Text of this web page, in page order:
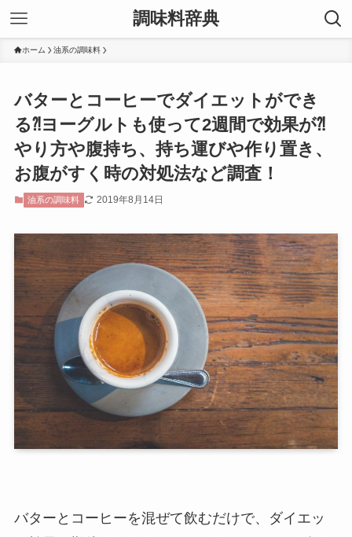
調味料辞典
ホーム 油系の調味料
バターとコーヒーでダイエットができ
る⁈ヨーグルトも使って2週間で効果が⁈
やり方や腹持ち、持ち運びや作り置き、
お腹がすく時の対処法など調査！
油系の調味料 2019年8月14日
バターとコーヒーを混ぜて飲むだけで、ダイエッ